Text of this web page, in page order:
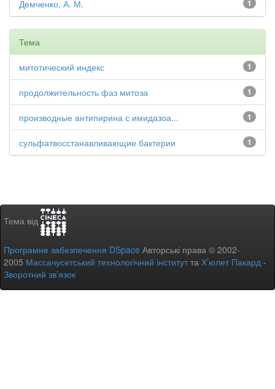
1
Демченко, А. М.
Тема
1
митотический индекс
1
продолжительность фаз митоза
1
производные антипирина с имидазоа...
1
сульфатвосстанавливающие бактерии
Тема від
Програмне забезпечення DSpace Авторські права © 2002-
2005 Массачусетський технологічний інститутта Х’юлет Пакард -
Зворотний зв’язок